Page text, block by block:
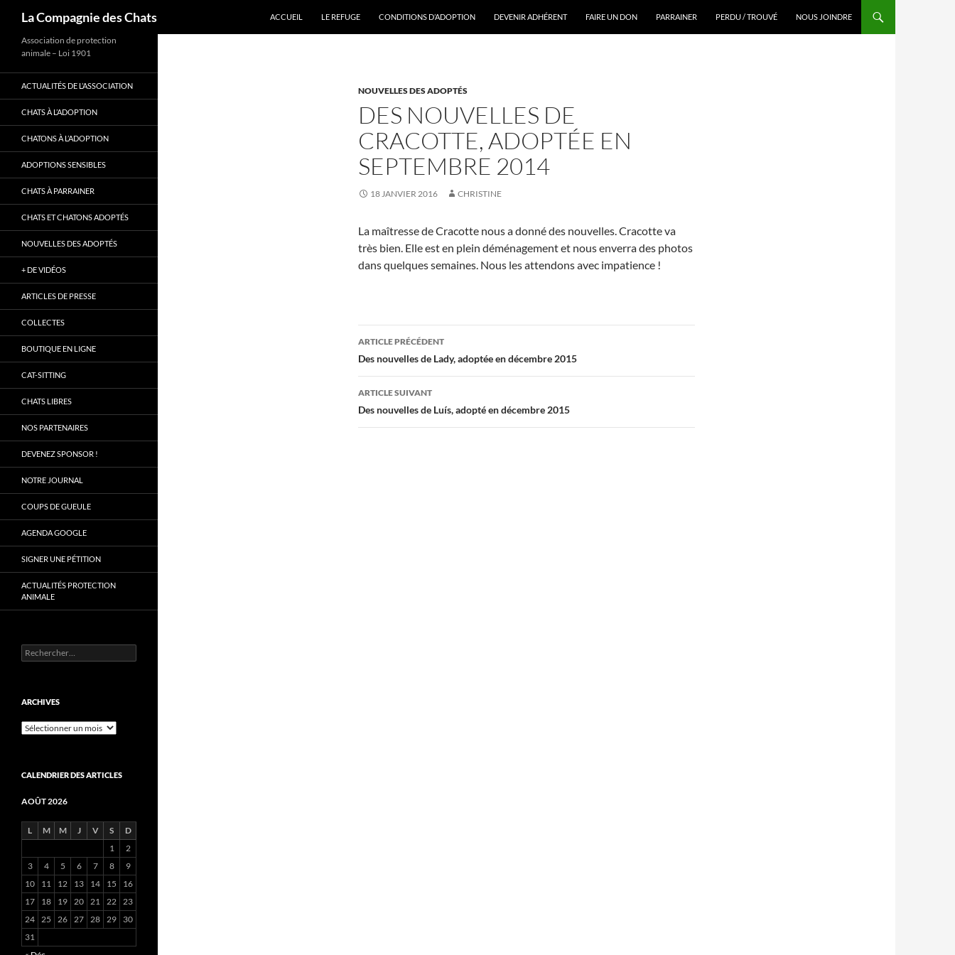
La Compagnie des Chats
ACCUEIL
LE REFUGE CONDITIONS D’ADOPTION DEVENIR ADHÉRENT FAIRE UN DON PARRAINER PERDU / TROUVÉ NOUS JOINDRE
NOUVELLES DES ADOPTÉS
DES NOUVELLES DE
CRACOTTE, ADOPTÉE EN
SEPTEMBRE 2014
18 JANVIER 2016 CHRISTINE
La maîtresse de Cracotte nous a donné des nouvelles. Cracotte va
très bien. Elle est en plein déménagement et nous enverra des photos
dans quelques semaines. Nous les attendons avec impatience !
Navigation
des
articles
ARTICLE PRÉCÉDENT
Des nouvelles de Lady, adoptée en décembre 2015
ARTICLE SUIVANT
Des nouvelles de Luís, adopté en décembre 2015
Association de protection
animale – Loi 1901
ACTUALITÉS DE L’ASSOCIATION
CHATS À L’ADOPTION
CHATONS À L’ADOPTION
ADOPTIONS SENSIBLES
CHATS À PARRAINER
CHATS ET CHATONS ADOPTÉS
NOUVELLES DES ADOPTÉS
+ DE VIDÉOS
ARTICLES DE PRESSE
COLLECTES
BOUTIQUE EN LIGNE
CAT-SITTING
CHATS LIBRES
NOS PARTENAIRES
DEVENEZ SPONSOR !
NOTRE JOURNAL
COUPS DE GUEULE
AGENDA GOOGLE
SIGNER UNE PÉTITION
ACTUALITÉS PROTECTION
ANIMALE
Rechercher :
ARCHIVES
Archives
CALENDRIER DES ARTICLES
AOÛT 2026
L M M J V S
D
1
2
3
4 5 6 7 8
9
10
11 12 13 14 15
16
17
18 19 20 21 22 23
24 25 26 27 28 29
30
31